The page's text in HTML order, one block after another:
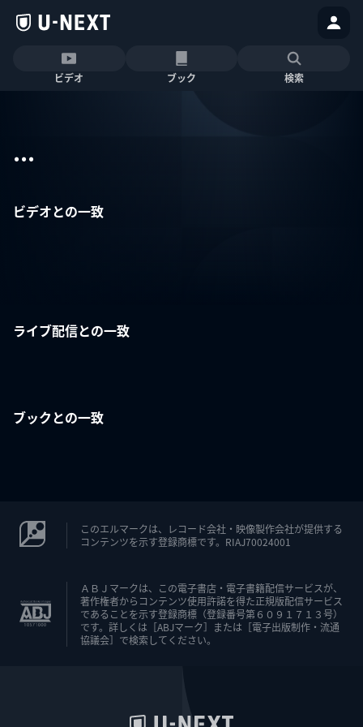
ビデオ ブック 検索
...
ビデオとの一致
ライブ配信との一致
ブックとの一致
このエルマークは、レコード会社・映像製作会社が提供する
コンテンツを示す登録商標です。RIAJ70024001
ＡＢＪマークは、この電子書店・電子書籍配信サービスが、
著作権者からコンテンツ使用許諾を得た正規版配信サービス
であることを示す登録商標（登録番号第６０９１７１３号）
です。詳しくは［ABJマーク］または［電子出版制作・流通
協議会］で検索してください。